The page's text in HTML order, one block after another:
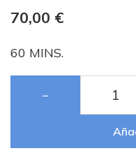
70,00 €
60 MINS.
−